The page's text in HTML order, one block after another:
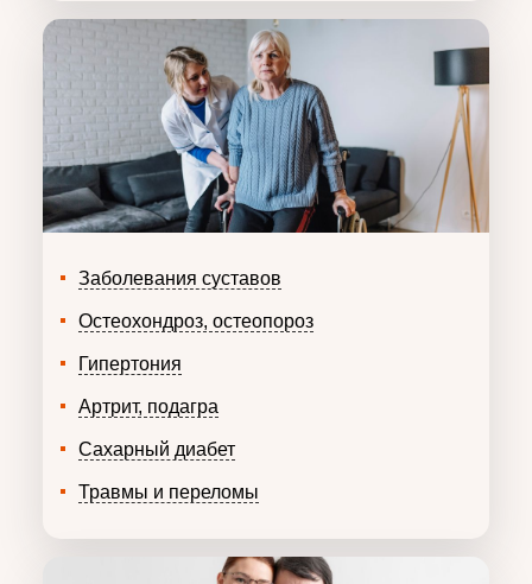
Заболевания суставов
Остеохондроз, остеопороз
Гипертония
Артрит, подагра
Сахарный диабет
Травмы и переломы